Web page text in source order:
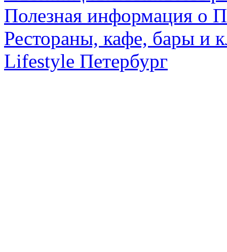
Полезная информация о
Рестораны, кафе, бары и
Lifestyle Петербург